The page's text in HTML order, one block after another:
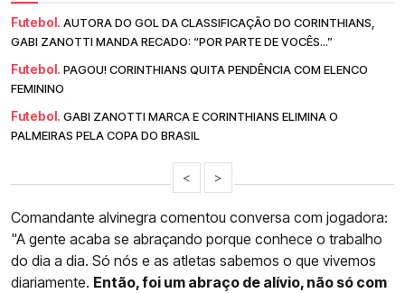
Futebol. AUTORA DO GOL DA CLASSIFICAÇÃO DO CORINTHIANS,
GABI ZANOTTI MANDA RECADO: “POR PARTE DE VOCÊS...”
Futebol. PAGOU! CORINTHIANS QUITA PENDÊNCIA COM ELENCO
FEMININO
Futebol. GABI ZANOTTI MARCA E CORINTHIANS ELIMINA O
PALMEIRAS PELA COPA DO BRASIL
< >
Comandante alvinegra comentou conversa com jogadora:
"A gente acaba se abraçando porque conhece o trabalho
do dia a dia. Só nós e as atletas sabemos o que vivemos
diariamente. Então, foi um abraço de alívio, não só com